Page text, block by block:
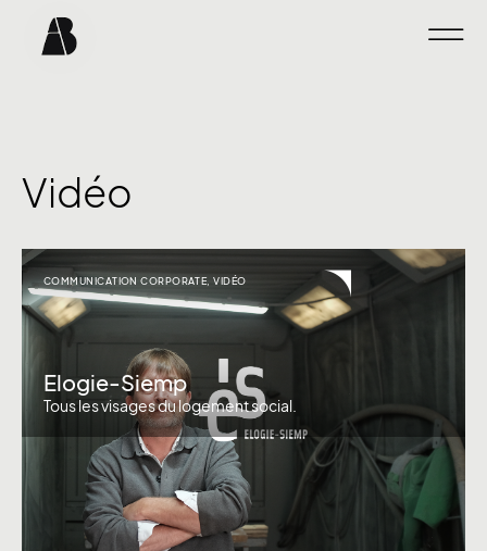
Vidéo
COMMUNICATION CORPORATE ,VIDÉO
Elogie-Siemp
Tous les visages du logement social.